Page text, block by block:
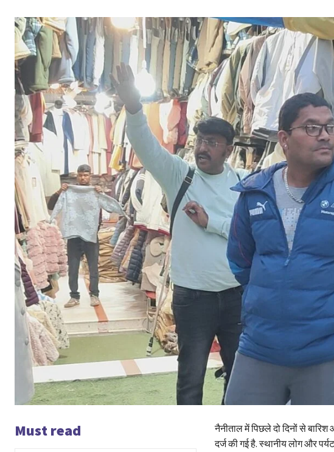
Must read
नैनीताल में पिछले दो दिनों से
दर्ज की गई है. स्थानीय लोग और